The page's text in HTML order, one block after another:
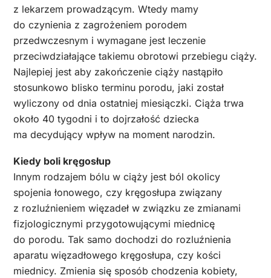
z lekarzem prowadzącym. Wtedy mamy
do czynienia z zagrożeniem porodem
przedwczesnym i wymagane jest leczenie
przeciwdziałające takiemu obrotowi przebiegu ciąży.
Najlepiej jest aby zakończenie ciąży nastąpiło
stosunkowo blisko terminu porodu, jaki został
wyliczony od dnia ostatniej miesiączki. Ciąża trwa
około 40 tygodni i to dojrzałość dziecka
ma decydujący wpływ na moment narodzin.
Kiedy boli kręgosłup
Innym rodzajem bólu w ciąży jest ból okolicy
spojenia łonowego, czy kręgosłupa związany
z rozluźnieniem więzadeł w związku ze zmianami
fizjologicznymi przygotowującymi miednicę
do porodu. Tak samo dochodzi do rozluźnienia
aparatu więzadłowego kręgosłupa, czy kości
miednicy. Zmienia się sposób chodzenia kobiety,